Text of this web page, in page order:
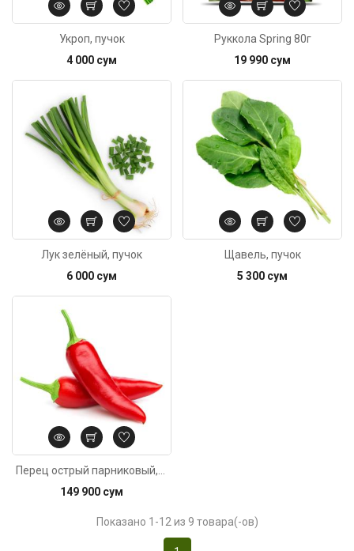
Укроп, пучок
4 000 сум
Руккола Spring 80г
19 990 сум
Лук зелёный, пучок
6 000 сум
Щавель, пучок
5 300 сум
149 900 сум
Показано 1-12 из 9 товара(-ов)